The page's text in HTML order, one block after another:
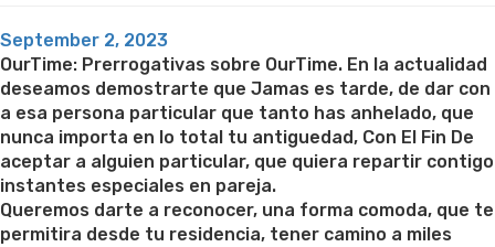
Posted
on
September 2, 2023
OurTime: Prerrogativas sobre OurTime. En la actualidad
deseamos demostrarte que Jamas es tarde, de dar con
a esa persona particular que tanto has anhelado, que
nunca importa en lo total tu antiguedad, Con El Fin De
aceptar a alguien particular, que quiera repartir contigo
instantes especiales en pareja.
Queremos darte a reconocer, una forma comoda, que te
permitira desde tu residencia, tener camino a miles